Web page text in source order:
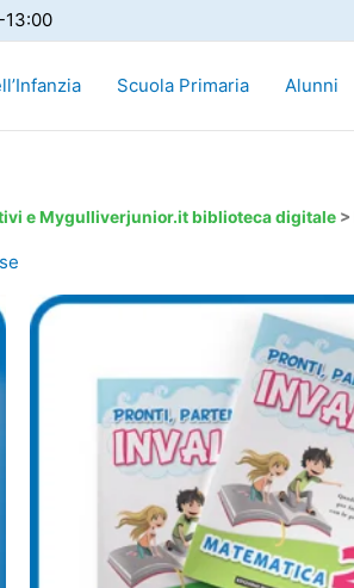
13:00
Scuola Primaria Alunni
e Mygulliverjunior.it biblioteca digitale >